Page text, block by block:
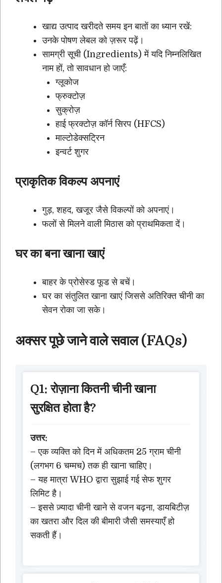
खाद्य उत्पाद खरीदते समय इन बातों का ध्यान रखें:
उनके पोषण लेबल को ज़रूर पढ़ें।
सामग्री सूची (Ingredients) में यदि निम्नलिखित
नाम हों, तो सावधान हो जाएँ:
ग्लूकोज
फ्रुक्टोज़
सुक्रोज़
हाई फ्रक्टोज़ कॉर्न सिरप (HFCS)
माल्टोडेक्सट्रिन
इन्वर्ट शुगर
प्राकृतिक विकल्प अपनाएं
गुड़, शहद, खजूर जैसे विकल्पों को अपनाएं।
फलों से मिलने वाली मिठास को प्राथमिकता दें।
घर का बना खाना खाएं
बाहर के प्रोसेस्ड फूड से बचें।
घर का संतुलित खाना खाएं जिससे अतिरिक्त चीनी का
सेवन रोका जा सके।
अक्सर पूछे जाने वाले सवाल (FAQs)
Q1: रोज़ाना कितनी चीनी खाना
सुरक्षित होता है?
उत्तर:
– एक व्यक्ति को दिन में अधिकतम 25 ग्राम चीनी
(लगभग 6 चम्मच) तक ही खाना चाहिए।
– यह मात्रा WHO द्वारा सुझाई गई सेफ शुगर
लिमिट है।
– इससे ज़्यादा चीनी खाने से वजन बढ़ना, डायबिटीज़
का खतरा और दिल की बीमारी जैसी समस्याएँ हो
सकती हैं।